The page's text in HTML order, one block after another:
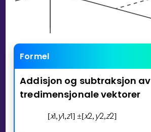
Formel
Addisjon og subtraksjon av
tredimensjonalevektorer
[x1,y1,z1] ±[x2, y2,z2]